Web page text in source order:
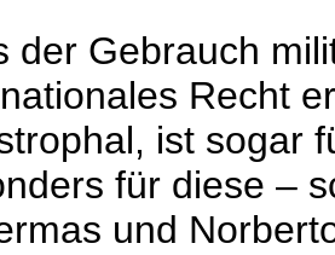
der Gebrauch
Recht
ist sogar
für diese –
und